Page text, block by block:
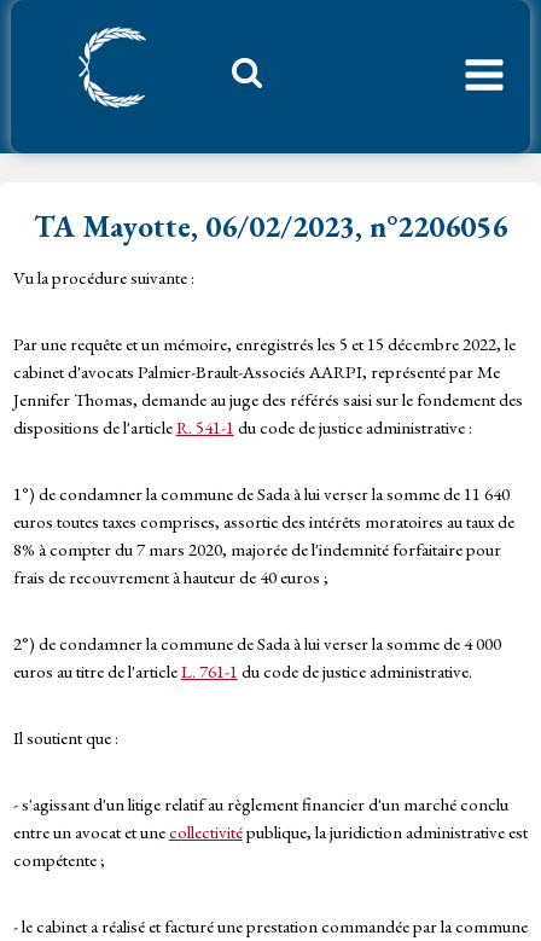
Aller
TA Mayotte, 06/02/2023, n°2206056
Vu la procédure suivante :
Par une requête et un mémoire, enregistrés les 5 et 15 décembre 2022, le
cabinet d'avocats Palmier-Brault-Associés AARPI, représenté par Me
Jennifer Thomas, demande au juge des référés saisi sur le fondement des
dispositions de l'articleR. 541-1 du code de justice administrative :
1°) de condamner la commune de Sada à lui verser la somme de 11 640
euros toutes taxes comprises, assortie des intérêts moratoires au taux de
8% à compter du 7 mars 2020, majorée de l'indemnité forfaitaire pour
frais de recouvrement à hauteur de 40 euros ;
2°) de condamner la commune de Sada à lui verser la somme de 4 000
euros au titre de l'articleL. 761-1 du code de justice administrative.
Il soutient que :
- s'agissant d'un litige relatif au règlement financier d'un marché conclu
entre un avocat et unecollectivitépublique, la juridiction administrative est
compétente ;
- le cabinet a réalisé et facturé une prestation commandée par la commune